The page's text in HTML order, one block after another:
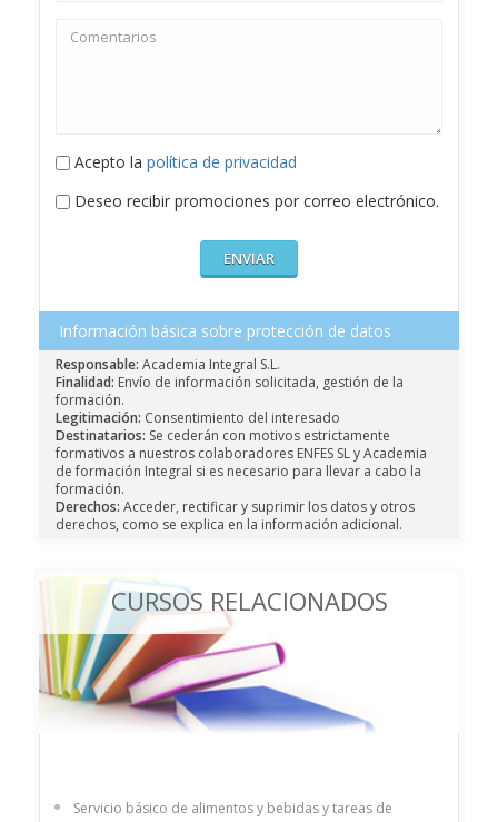
Acepto la política de privacidad
Deseo recibir promociones por correo electrónico.
Información básica sobre protección de datos
Responsable: Academia Integral S.L.
Finalidad: Envío de información solicitada, gestión de la
formación.
Legitimación: Consentimiento del interesado
Destinatarios: Se cederán con motivos estrictamente
formativos a nuestros colaboradores ENFES SL y Academia
de formación Integral si es necesario para llevar a cabo la
formación.
Derechos: Acceder, rectificar y suprimir los datos y otros
derechos, como se explica en la información adicional.
CURSOS RELACIONADOS
Servicio básico de alimentos y bebidas y tareas de